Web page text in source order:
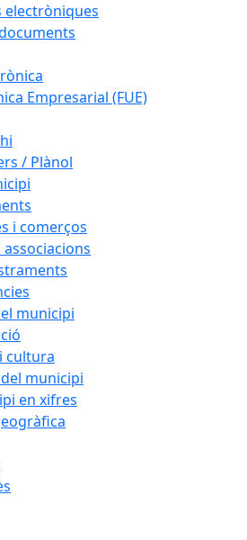
electròniques
Empresarial (FUE)
/ Plànol
i comerços
municipi
cultura
municipi
en xifres